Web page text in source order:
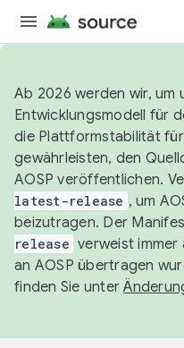
Ab 2026 werden wir, um
Entwicklungsmodell für
die Plattformstabilität
gewährleisten, den
AOSP veröffentlichen.
latest-release , um
beizutragen. Der
release verweist immer
an AOSP übertragen
finden Sie unter